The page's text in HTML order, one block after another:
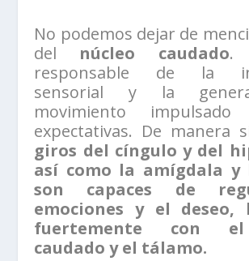
No podemos dejar de
del núcleo caudado.
responsable de la
sensorial y la
movimiento
expectativas. De manera
giros del cíngulo y del
así como la amígdala y
son capaces de
emociones y el deseo,
fuertemente con
caudado y el tálamo.